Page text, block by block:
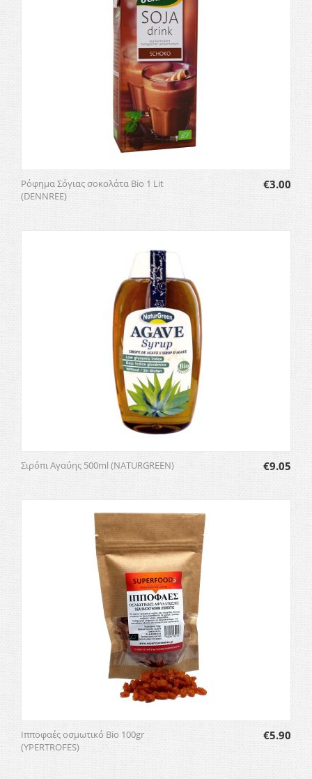
Ρόφημα Σόγιας σοκολάτα Bio 1 Lit
(DENNREE)
€3.00
Σιρόπι Αγαύης 500ml (NATURGREEN) €9.05
Ιπποφαές οσμωτικό Bio 100gr
(YPERTROFES)
€5.90